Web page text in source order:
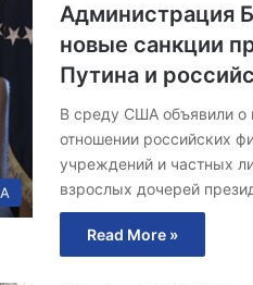
Администрация
новые санкции
Путина и
В среду США объявили о
отношении российских
учреждений и частных
взрослых дочерей
Read More »